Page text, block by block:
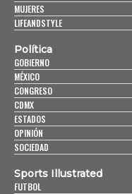
MUJERES
LIFEANDSTYLE
Política
GOBIERNO
MÉXICO
CONGRESO
CDMX
ESTADOS
OPINIÓN
SOCIEDAD
Sports Illustrated
FUTBOL